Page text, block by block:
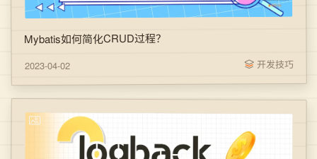
Mybatis如何简化CRUD过程？
2023-04-02 开发技巧